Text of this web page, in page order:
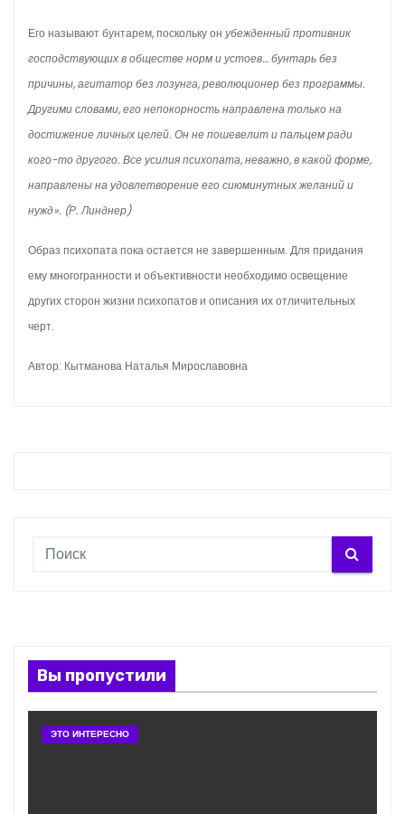
Его называют бунтарем, поскольку он убежденный противник
господствующих в обществе норм и устоев… бунтарь без
причины, агитатор без лозунга, революционер без программы.
Другими словами, его непокорность направлена только на
достижение личных целей. Он не пошевелит и пальцем ради
кого-то другого. Все усилия психопата, неважно, в какой форме,
направлены на удовлетворение его сиюминутных желаний и
нужд». (Р. Линднер)
Образ психопата пока остается не завершенным. Для придания
ему многогранности и объективности необходимо освещение
других сторон жизни психопатов и описания их отличительных
черт.
Автор: Кытманова Наталья Мирославовна
Вы пропустили
ЭТО ИНТЕРЕСНО